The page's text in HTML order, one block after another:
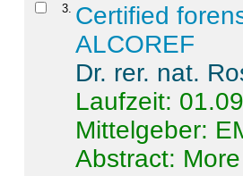
3 Certified
ALCOREF
Dr. rer. nat.
Laufzeit:
Mittelgeber:
Abstract: